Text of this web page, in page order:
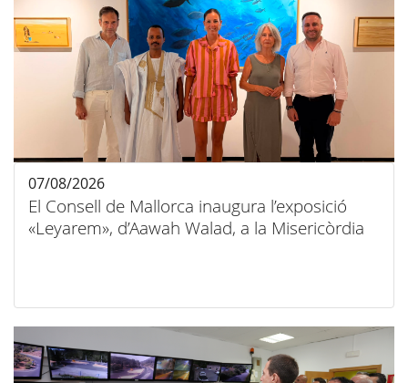
El Consell de Mallorca inaugura l’exposició
«Leyarem», d’Aawah Walad, a la Misericòrdia
07/08/2026